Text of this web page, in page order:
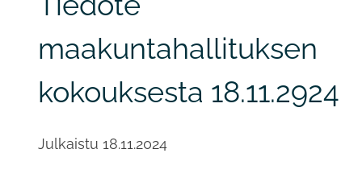
maakuntahallituksen
kokouksesta 18.11.2924
Julkaistu 18.11.2024